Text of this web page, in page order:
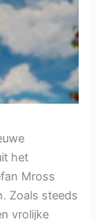
het
Mross
Zoals steeds
vrolijke